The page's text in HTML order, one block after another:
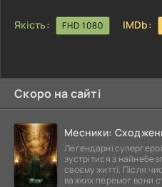
Якість: FHD 1080 IMDb:
Скоро на сайті
Месники:
Легендарні
зустрітися з
своєму житті. Після
важких перемог вони